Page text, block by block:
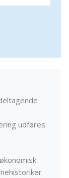
udføres